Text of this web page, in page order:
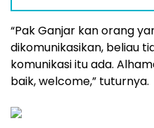
“Pak Ganjar kan orang
dikomunikasikan, beliau
komunikasi itu ada.
baik, welcome,” tuturnya.